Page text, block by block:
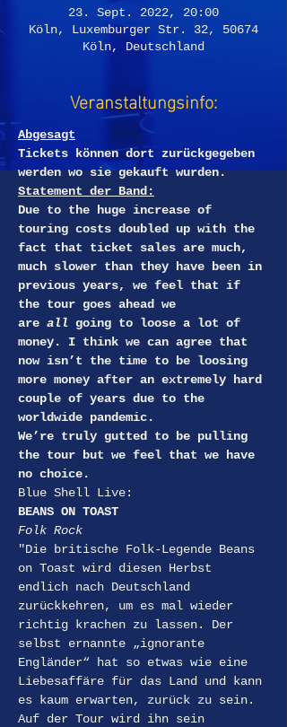
23. Sept. 2022, 20:00
Köln, Luxemburger Str. 32, 50674
Köln, Deutschland
Veranstaltungsinfo:
Abgesagt
Tickets können dort zurückgegeben
werden wo sie gekauft wurden.
Statement der Band:
Due to the huge increase of
touring costs doubled up with the
fact that ticket sales are much,
much slower than they have been in
previous years, we feel that if
the tour goes ahead we
are all going to loose a lot of
money. I think we can agree that
now isn’t the time to be loosing
more money after an extremely hard
couple of years due to the
worldwide pandemic.
We’re truly gutted to be pulling
the tour but we feel that we have
no choice.
Blue Shell Live:
BEANS ON TOAST
Folk Rock
"Die britische Folk-Legende Beans
on Toast wird diesen Herbst
endlich nach Deutschland
zurückkehren, um es mal wieder
richtig krachen zu lassen. Der
selbst ernannte „ignorante
Engländer“ hat so etwas wie eine
Liebesaffäre für das Land und kann
es kaum erwarten, zurück zu sein.
Auf der Tour wird ihn sein